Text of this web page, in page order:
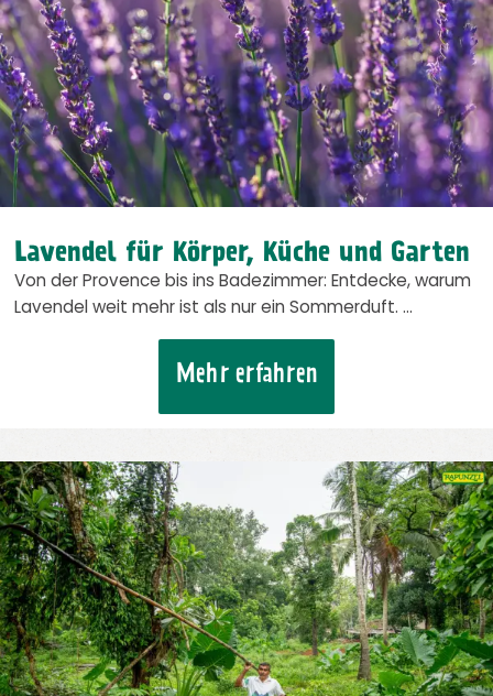
Lavendel für Körper, Küche und Garten
Von der Provence bis ins Badezimmer: Entdecke, warum
Lavendel weit mehr ist als nur ein Sommerduft. …
Mehr erfahren